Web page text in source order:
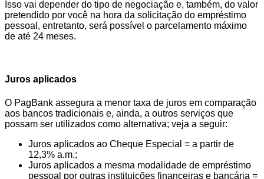
Isso vai depender do tipo de negociação e, também, do valor
pretendido por você na hora da solicitação do empréstimo
pessoal, entretanto, será possível o parcelamento máximo
de até 24 meses.
Juros aplicados
O PagBank assegura a menor taxa de juros em comparação
aos bancos tradicionais e, ainda, a outros serviços que
possam ser utilizados como alternativa; veja a seguir:
Juros aplicados ao Cheque Especial = a partir de
12,3% a.m.;
Juros aplicados a mesma modalidade de empréstimo
pessoal por outras instituições financeiras e bancária =